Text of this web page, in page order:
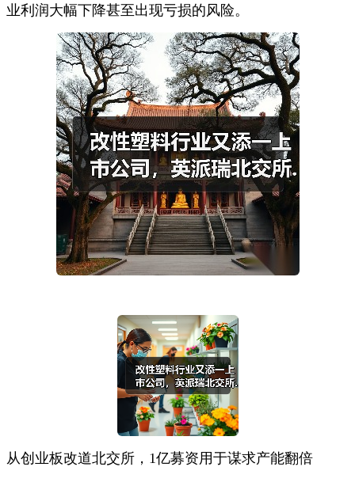
业利润大幅下降甚至出现亏损的风险。
从创业板改道北交所，1亿募资用于谋求产能翻倍